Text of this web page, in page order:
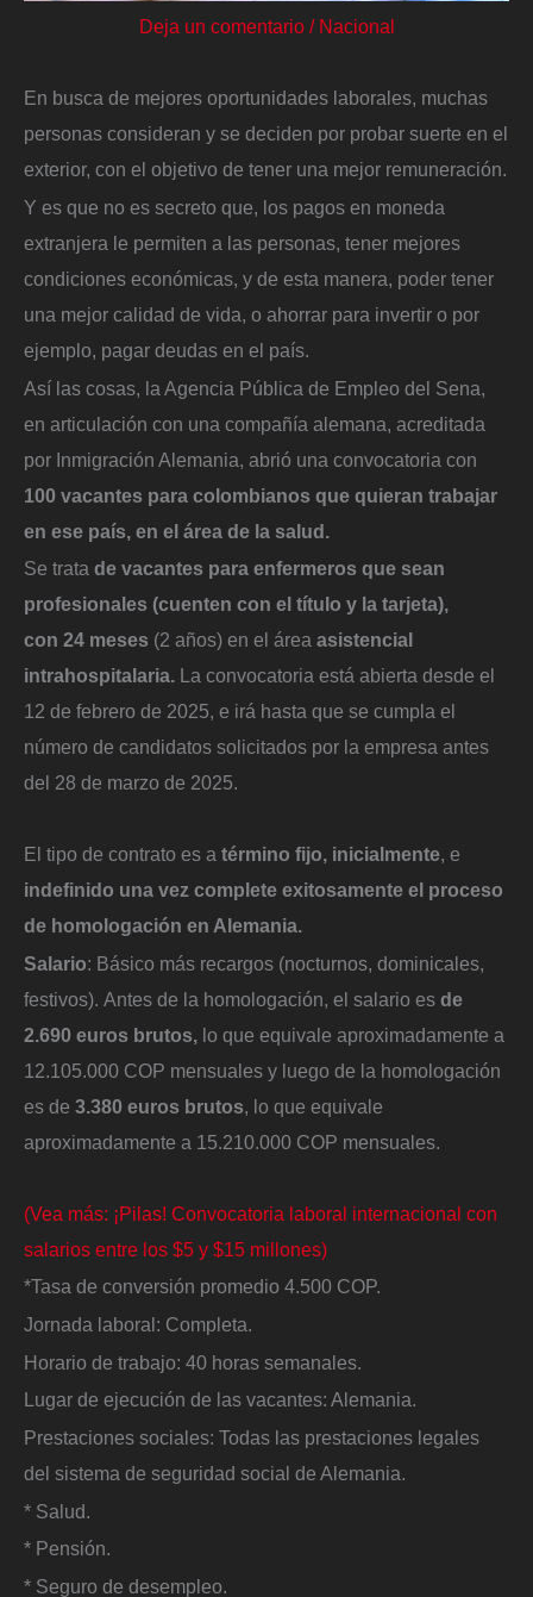
Deja un comentario / Nacional
En busca de mejores oportunidades laborales, muchas
personas consideran y se deciden por probar suerte en el
exterior, con el objetivo de tener una mejor remuneración.
Y es que no es secreto que, los pagos en moneda
extranjera le permiten a las personas, tener mejores
condiciones económicas, y de esta manera, poder tener
una mejor calidad de vida, o ahorrar para invertir o por
ejemplo, pagar deudas en el país.
Así las cosas, la Agencia Pública de Empleo del Sena,
en articulación con una compañía alemana, acreditada
por Inmigración Alemania, abrió una convocatoria con
100 vacantes para colombianos que quieran trabajar
en ese país, en el área de la salud.
Se trata de vacantes para enfermeros que sean
profesionales (cuenten con el título y la tarjeta),
con 24 meses (2 años) en el área asistencial
intrahospitalaria. La convocatoria está abierta desde el
12 de febrero de 2025, e irá hasta que se cumpla el
número de candidatos solicitados por la empresa antes
del 28 de marzo de 2025.
El tipo de contrato es a término fijo, inicialmente, e
indefinido una vez complete exitosamente el proceso
de homologación en Alemania.
Salario: Básico más recargos (nocturnos, dominicales,
festivos). Antes de la homologación, el salario es de
2.690 euros brutos, lo que equivale aproximadamente a
12.105.000 COP mensuales y luego de la homologación
es de 3.380 euros brutos, lo que equivale
aproximadamente a 15.210.000 COP mensuales.
(Vea más: ¡Pilas! Convocatoria laboral internacional con
salarios entre los $5 y $15 millones)
*Tasa de conversión promedio 4.500 COP.
Jornada laboral: Completa.
Horario de trabajo: 40 horas semanales.
Lugar de ejecución de las vacantes: Alemania.
Prestaciones sociales: Todas las prestaciones legales
del sistema de seguridad social de Alemania.
* Salud.
* Pensión.
* Seguro de desempleo.